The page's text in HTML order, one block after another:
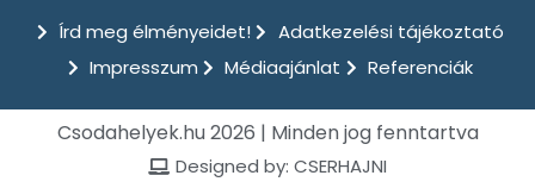
Írd meg élményeidet!
Adatkezelési tájékoztató
Impresszum
Médiaajánlat Referenciák
Csodahelyek.hu 2026 | Minden jog fenntartva
Designed by: CSERHAJNI